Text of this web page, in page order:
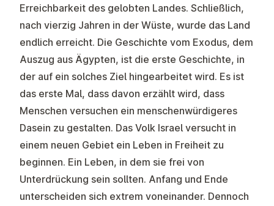
Erreichbarkeit des gelobten Landes. Schließlich,
nach vierzig Jahren in der Wüste, wurde das Land
endlich erreicht. Die Geschichte vom Exodus, dem
Auszug aus Ägypten, ist die erste Geschichte, in
der auf ein solches Ziel hingearbeitet wird. Es ist
das erste Mal, dass davon erzählt wird, dass
Menschen versuchen ein menschenwürdigeres
Dasein zu gestalten. Das Volk Israel versucht in
einem neuen Gebiet ein Leben in Freiheit zu
beginnen. Ein Leben, in dem sie frei von
Unterdrückung sein sollten. Anfang und Ende
unterscheiden sich extrem voneinander. Dennoch